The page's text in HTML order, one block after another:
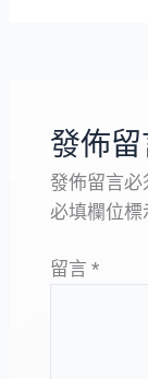
發佈留
發佈留言必
必填欄位標
留言 *